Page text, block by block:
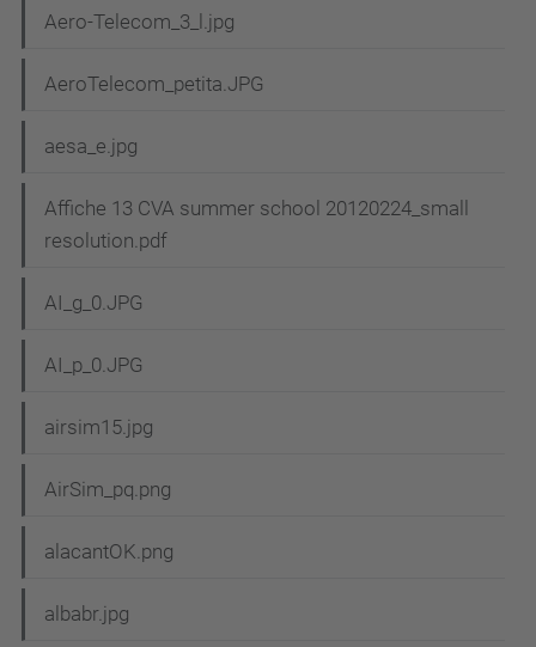
Aero-Telecom_3_l.jpg
AeroTelecom_petita.JPG
aesa_e.jpg
Affiche 13 CVA summer school 20120224_small
resolution.pdf
AI_g_0.JPG
AI_p_0.JPG
airsim15.jpg
AirSim_pq.png
alacantOK.png
albabr.jpg